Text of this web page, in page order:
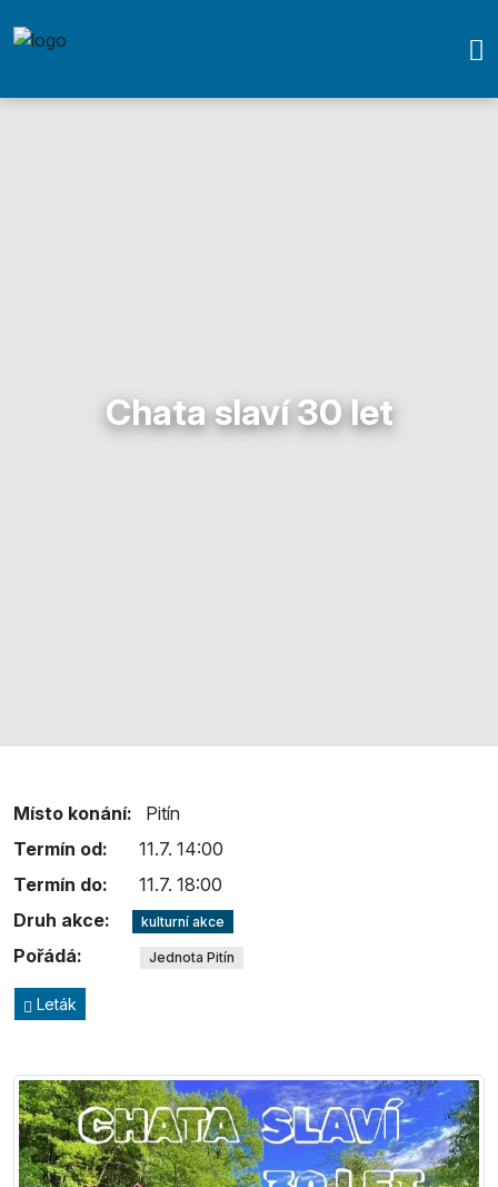
Chata slaví 30 let
Místo konání:
Pitín
Termín od:
11.7. 14:00
Termín do:
11.7. 18:00
Druh akce:
kulturní akce
Pořádá: Jednota Pitín
Leták